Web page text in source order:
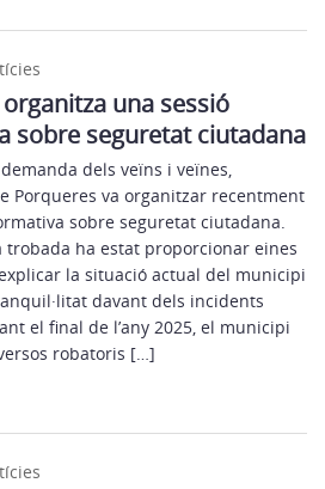
una sessió
sobre seguretat ciutadana
dels veïns i veïnes,
Porqueres va organitzar recentment
sobre seguretat ciutadana.
trobada ha estat proporcionar eines
la situació actual del municipi
davant dels incidents
el final de l’any 2025, el municipi
robatoris […]